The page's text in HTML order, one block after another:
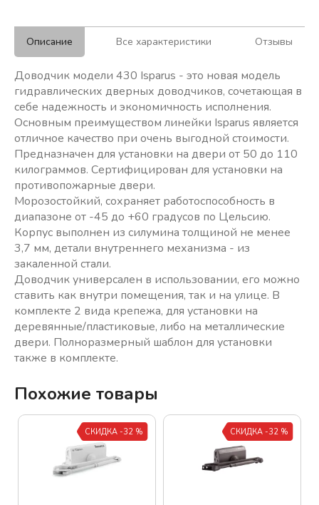
Описание Все характеристики Отзывы
Доводчик модели 430 Isparus - это новая модель
гидравлических дверных доводчиков, сочетающая в
себе надежность и экономичность исполнения.
Основным преимуществом линейки Isparus является
отличное качество при очень выгодной стоимости.
Предназначен для установки на двери от 50 до 110
килограммов. Сертифицирован для установки на
противопожарные двери.
Морозостойкий, сохраняет работоспособность в
диапазоне от -45 до +60 градусов по Цельсию.
Корпус выполнен из силумина толщиной не менее
3,7 мм, детали внутреннего механизма - из
закаленной стали.
Доводчик универсален в использовании, его можно
ставить как внутри помещения, так и на улице. В
комплекте 2 вида крепежа, для установки на
деревянные/пластиковые, либо на металлические
двери. Полноразмерный шаблон для установки
также в комплекте.
Похожие товары
СКИДКА -32 % СКИДКА -32 %